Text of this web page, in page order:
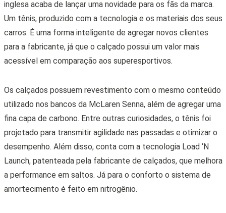
inglesa acaba de lançar uma novidade para os fãs da marca.
Um tênis, produzido com a tecnologia e os materiais dos seus
carros. É uma forma inteligente de agregar novos clientes
para a fabricante, já que o calçado possui um valor mais
acessível em comparação aos superesportivos.
Os calçados possuem revestimento com o mesmo conteúdo
utilizado nos bancos da McLaren Senna, além de agregar uma
fina capa de carbono. Entre outras curiosidades, o tênis foi
projetado para transmitir agilidade nas passadas e otimizar o
desempenho. Além disso, conta com a tecnologia Load ‘N
Launch, patenteada pela fabricante de calçados, que melhora
a performance em saltos. Já para o conforto o sistema de
amortecimento é feito em nitrogênio.